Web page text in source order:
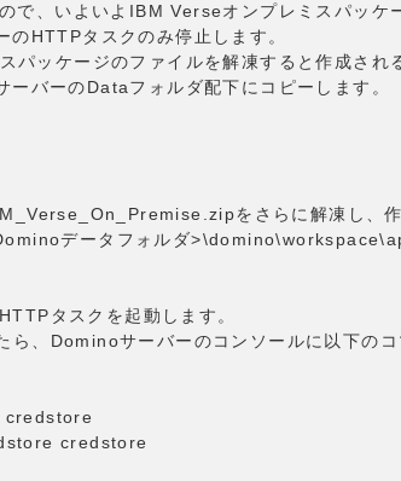
で、いよいよIBM Verseオンプレミスパッケ
のHTTPタスクのみ停止します。
パッケージのファイルを解凍すると作成され
バーのDataフォルダ配下にコピーします。
をさらに解凍し、
データフォルダ
タスクを起動します。
ら、Dominoサーバーのコンソールに以下のコ
credstore
credstore